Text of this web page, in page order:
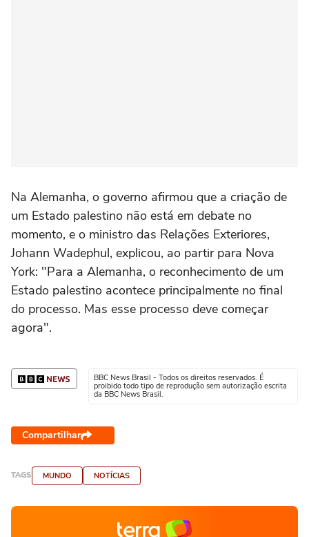
Na Alemanha, o governo afirmou que a criação de
um Estado palestino não está em debate no
momento, e o ministro das Relações Exteriores,
Johann Wadephul, explicou, ao partir para Nova
York: "Para a Alemanha, o reconhecimento de um
Estado palestino acontece principalmente no final
do processo. Mas esse processo deve começar
agora".
BBC News Brasil - Todos os direitos reservados. É
proibido todo tipo de reprodução sem autorização escrita
da BBC News Brasil.
Compartilhar
TAGS MUNDO NOTÍCIAS